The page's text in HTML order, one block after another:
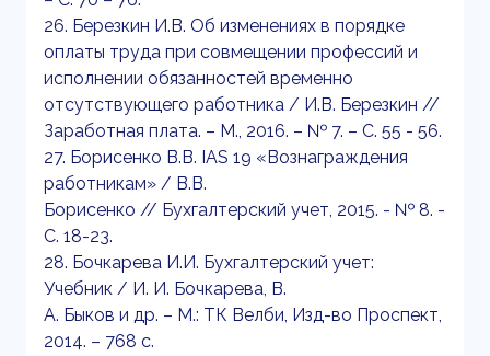
26. Березкин И.В. Об изменениях в порядке
оплаты труда при совмещении профессий и
исполнении обязанностей временно
отсутствующего работника / И.В. Березкин //
Заработная плата. – М., 2016. – № 7. – С. 55 - 56.
27. Борисенко В.В. IAS 19 «Вознаграждения
работникам» / В.В.
Борисенко // Бухгалтерский учет, 2015. - № 8. -
С. 18-23.
28. Бочкарева И.И. Бухгалтерский учет:
Учебник / И. И. Бочкарева, В.
А. Быков и др. – М.: ТК Велби, Изд-во Проспект,
2014. – 768 с.